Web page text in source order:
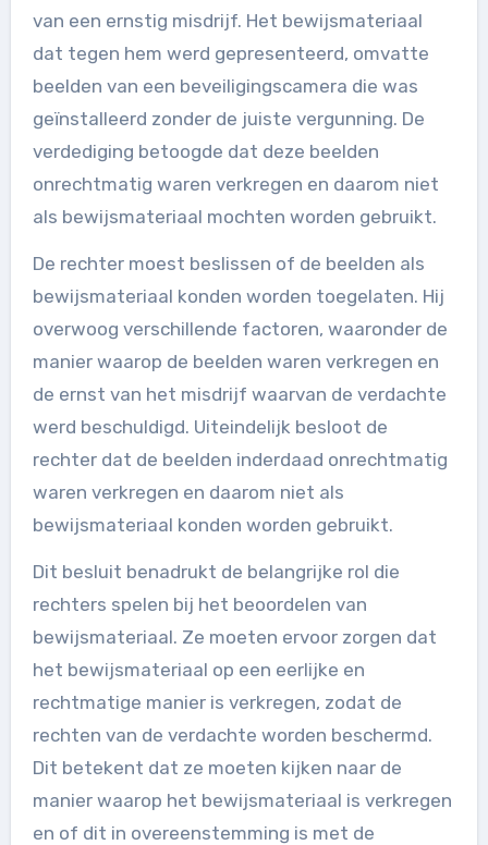
van een ernstig misdrijf. Het bewijsmateriaal
dat tegen hem werd gepresenteerd, omvatte
beelden van een beveiligingscamera die was
geïnstalleerd zonder de juiste vergunning. De
verdediging betoogde dat deze beelden
onrechtmatig waren verkregen en daarom niet
als bewijsmateriaal mochten worden gebruikt.
De rechter moest beslissen of de beelden als
bewijsmateriaal konden worden toegelaten. Hij
overwoog verschillende factoren, waaronder de
manier waarop de beelden waren verkregen en
de ernst van het misdrijf waarvan de verdachte
werd beschuldigd. Uiteindelijk besloot de
rechter dat de beelden inderdaad onrechtmatig
waren verkregen en daarom niet als
bewijsmateriaal konden worden gebruikt.
Dit besluit benadrukt de belangrijke rol die
rechters spelen bij het beoordelen van
bewijsmateriaal. Ze moeten ervoor zorgen dat
het bewijsmateriaal op een eerlijke en
rechtmatige manier is verkregen, zodat de
rechten van de verdachte worden beschermd.
Dit betekent dat ze moeten kijken naar de
manier waarop het bewijsmateriaal is verkregen
en of dit in overeenstemming is met de